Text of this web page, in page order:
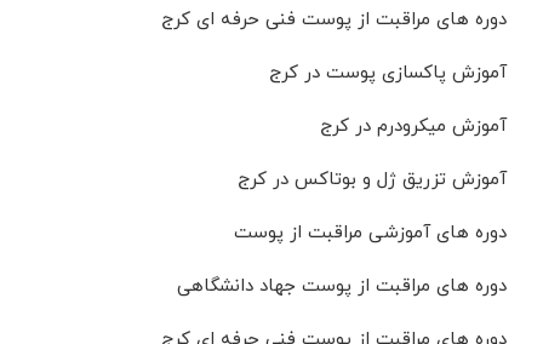
دوره های مراقبت از پوست فنی حرفه ای کرج
آموزش پاکسازی پوست در کرج
آموزش میکرودرم در کرج
آموزش تزریق ژل و بوتاکس در کرج
دوره های آموزشی مراقبت از پوست
دوره های مراقبت از پوست جهاد دانشگاهی
دوره های مراقبت از پوست فنی حرفه ای کرج